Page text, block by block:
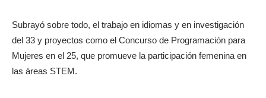
Subrayó sobre todo, el trabajo en idiomas y en investigación
del 33 y proyectos como el Concurso de Programación para
Mujeres en el 25, que promueve la participación femenina en
las áreas STEM.